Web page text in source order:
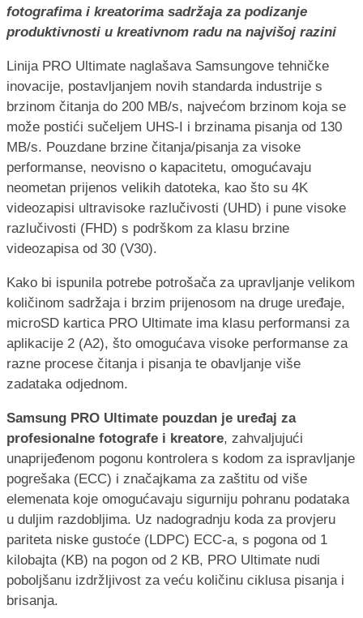
fotografima i kreatorima sadržaja za podizanje
produktivnosti u kreativnom radu na najvišoj razini
Linija PRO Ultimate naglašava Samsungove tehničke
inovacije, postavljanjem novih standarda industrije s
brzinom čitanja do 200 MB/s, najvećom brzinom koja se
može postići sučeljem UHS-I i brzinama pisanja od 130
MB/s. Pouzdane brzine čitanja/pisanja za visoke
performanse, neovisno o kapacitetu, omogućavaju
neometan prijenos velikih datoteka, kao što su 4K
videozapisi ultravisoke razlučivosti (UHD) i pune visoke
razlučivosti (FHD) s podrškom za klasu brzine
videozapisa od 30 (V30).
Kako bi ispunila potrebe potrošača za upravljanje velikom
količinom sadržaja i brzim prijenosom na druge uređaje,
microSD kartica PRO Ultimate ima klasu performansi za
aplikacije 2 (A2), što omogućava visoke performanse za
razne procese čitanja i pisanja te obavljanje više
zadataka odjednom.
Samsung PRO Ultimate pouzdan je uređaj za
profesionalne fotografe i kreatore, zahvaljujući
unaprijeđenom pogonu kontrolera s kodom za ispravljanje
pogrešaka (ECC) i značajkama za zaštitu od više
elemenata koje omogućavaju sigurniju pohranu podataka
u duljim razdobljima. Uz nadogradnju koda za provjeru
pariteta niske gustoće (LDPC) ECC-a, s pogona od 1
kilobajta (KB) na pogon od 2 KB, PRO Ultimate nudi
poboljšanu izdržljivost za veću količinu ciklusa pisanja i
brisanja.